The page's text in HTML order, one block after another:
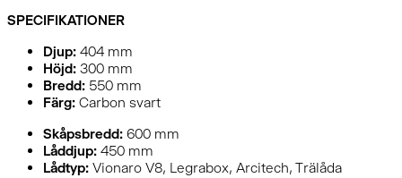
SPECIFIKATIONER
Djup: 404mm
Höjd: 300 mm
Bredd: 550 mm
Färg: Carbon svart
Skåpsbredd: 600 mm
Låddjup: 450 mm
Lådtyp: Vionaro V8, Legrabox, Arcitech, Trälåda